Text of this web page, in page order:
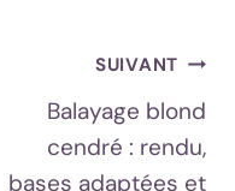
SUIVANT
Balayage blond
cendré : rendu,
bases adaptées et